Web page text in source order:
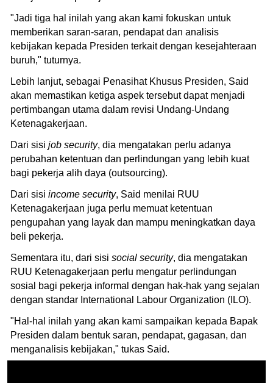
"Jadi tiga hal inilah yang akan kami fokuskan untuk
memberikan saran-saran, pendapat dan analisis
kebijakan kepada Presiden terkait dengan kesejahteraan
buruh," tuturnya.
Lebih lanjut, sebagai Penasihat Khusus Presiden, Said
akan memastikan ketiga aspek tersebut dapat menjadi
pertimbangan utama dalam revisi Undang-Undang
Ketenagakerjaan.
Dari sisi job security, dia mengatakan perlu adanya
perubahan ketentuan dan perlindungan yang lebih kuat
bagi pekerja alih daya (outsourcing).
Dari sisi income security, Said menilai RUU
Ketenagakerjaan juga perlu memuat ketentuan
pengupahan yang layak dan mampu meningkatkan daya
beli pekerja.
Sementara itu, dari sisi social security, dia mengatakan
RUU Ketenagakerjaan perlu mengatur perlindungan
sosial bagi pekerja informal dengan hak-hak yang sejalan
dengan standar International Labour Organization (ILO).
"Hal-hal inilah yang akan kami sampaikan kepada Bapak
Presiden dalam bentuk saran, pendapat, gagasan, dan
menganalisis kebijakan," tukas Said.